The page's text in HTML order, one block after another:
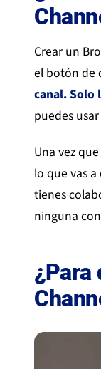
Crear un
el botón de
canal.Solo
puedes
Una vez
lo que vas
tienes
ninguna
¿Para